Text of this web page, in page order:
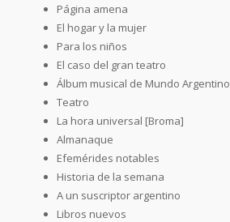
Página amena
El hogar y la mujer
Para los niños
El caso del gran teatro
Álbum musical de Mundo Argentino
Teatro
La hora universal [Broma]
Almanaque
Efemérides notables
Historia de la semana
A un suscriptor argentino
Libros nuevos